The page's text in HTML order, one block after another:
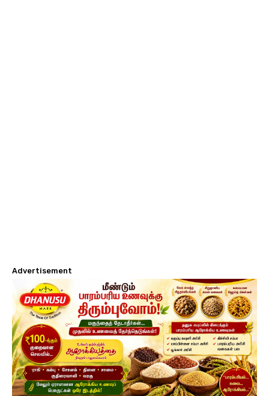
Advertisement